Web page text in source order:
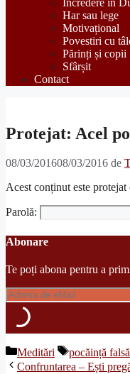
Har sau lege
Motivațional
Povestiri cu
Părinți și copii
Sfârșit
Contact
Protejat: Acel
08/03/201608/03/2016 de
Acest conținut este
Parolă:
Abonare
Te poți abona pentru a
Categorii
Meditări Etichete
pocăință falsă
Confruntarea – Ești